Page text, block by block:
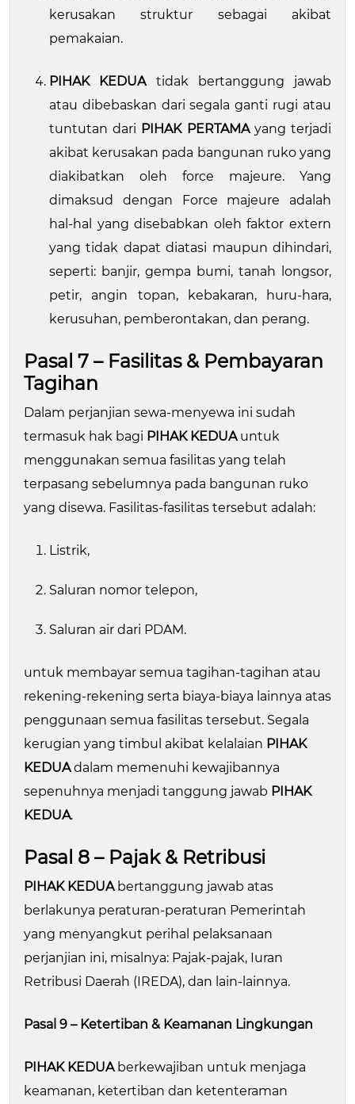
kerusakan struktur sebagai akibat
pemakaian.
PIHAK KEDUA tidak bertanggung jawab
atau dibebaskan dari segala ganti rugi atau
tuntutan dari PIHAK PERTAMA yang terjadi
akibat kerusakan pada bangunan ruko yang
diakibatkan oleh force majeure. Yang
dimaksud dengan Force majeure adalah
hal-hal yang disebabkan oleh faktor extern
yang tidak dapat diatasi maupun dihindari,
seperti: banjir, gempa bumi, tanah longsor,
petir, angin topan, kebakaran, huru-hara,
kerusuhan, pemberontakan, dan perang.
Pasal 7 – Fasilitas & Pembayaran
Tagihan
Dalam perjanjian sewa-menyewa ini sudah
termasuk hak bagi PIHAK KEDUA untuk
menggunakan semua fasilitas yang telah
terpasang sebelumnya pada bangunan ruko
yang disewa. Fasilitas-fasilitas tersebut adalah:
Listrik,
Saluran nomor telepon,
Saluran air dari PDAM.
untuk membayar semua tagihan-tagihan atau
rekening-rekening serta biaya-biaya lainnya atas
penggunaan semua fasilitas tersebut. Segala
kerugian yang timbul akibat kelalaian PIHAK
KEDUAdalam memenuhi kewajibannya
sepenuhnya menjadi tanggung jawab PIHAK
KEDUA.
Pasal 8 – Pajak & Retribusi
PIHAK KEDUA bertanggung jawab atas
berlakunya peraturan-peraturan Pemerintah
yang menyangkut perihal pelaksanaan
perjanjian ini, misalnya: Pajak-pajak, Iuran
Retribusi Daerah (IREDA), dan lain-lainnya.
Pasal 9 – Ketertiban & Keamanan Lingkungan
PIHAK KEDUA berkewajiban untuk menjaga
keamanan, ketertiban dan ketenteraman